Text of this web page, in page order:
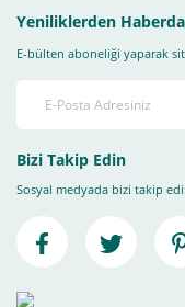
Yeniliklerden
E-bülten aboneliği yaparak
Bizi Takip Edin
Sosyal medyada bizi takip